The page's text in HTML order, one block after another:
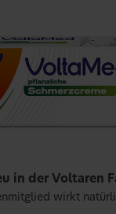
in der Voltaren
wirkt